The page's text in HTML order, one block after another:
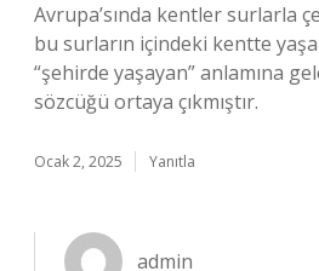
Avrupa’sında kentler surlarla
bu surların içindeki kentte
“şehirde yaşayan” anlamına
sözcüğü ortaya çıkmıştır.
Ocak 2, 2025 Yanıtla
admin